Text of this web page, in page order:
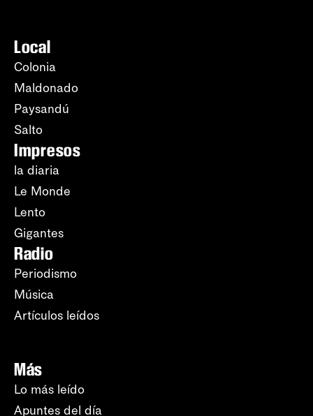
Local
Colonia
Maldonado
Paysandú
Salto
Impresos
la diaria
Le Monde
Lento
Gigantes
Radio
Periodismo
Música
Artículos leídos
Más
Lo más leído
Apuntes del día